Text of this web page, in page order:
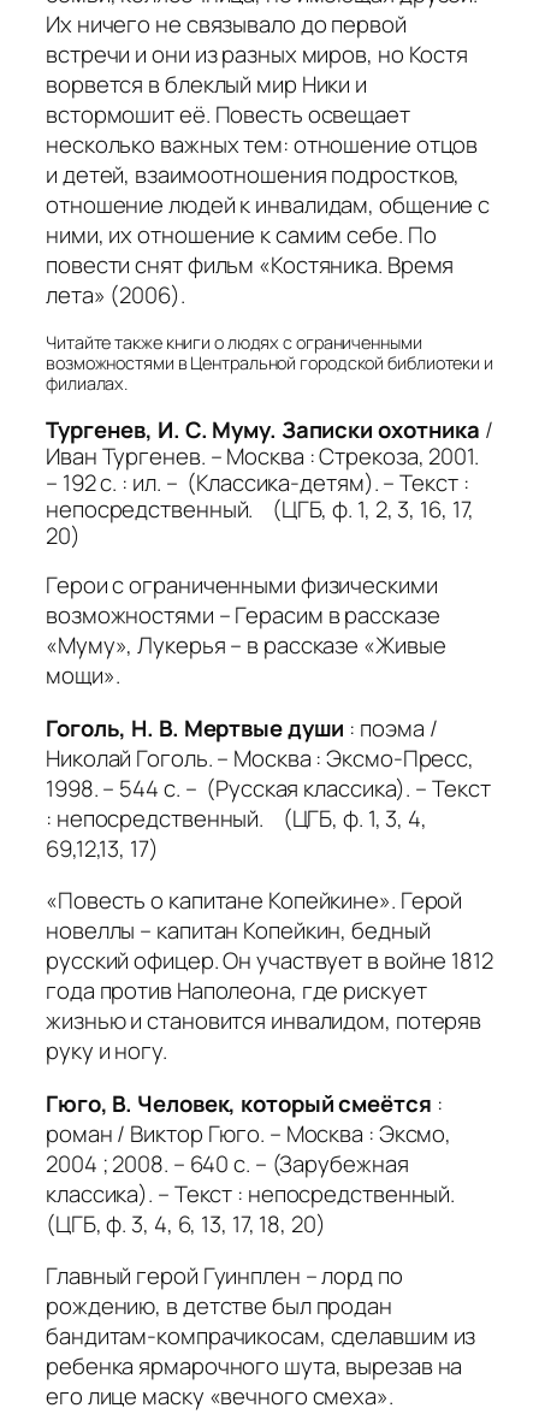
Их ничего не связывало до первой
встречи и они из разных миров, но Костя
ворвется в блеклый мир Ники и
встормошит её. Повесть освещает
несколько важных тем: отношение отцов
и детей, взаимоотношения подростков,
отношение людей к инвалидам, общение с
ними, их отношение к самим себе. По
повести снят фильм «Костяника. Время
лета» (2006).
Читайте также книги о людях с ограниченными
возможностями в Центральной городской библиотеки и
филиалах.
Тургенев, И. С. Муму. Записки охотника /
Иван Тургенев. – Москва : Стрекоза, 2001.
– 192 с. : ил. – (Классика-детям). – Текст :
непосредственный. (ЦГБ, ф. 1, 2, 3, 16, 17,
20)
Герои с ограниченными физическими
возможностями – Герасим в рассказе
«Муму», Лукерья – в рассказе «Живые
мощи».
Гоголь, Н. В. Мертвые души : поэма /
Николай Гоголь. – Москва : Эксмо-Пресс,
1998. – 544 с. – (Русская классика). – Текст
: непосредственный. (ЦГБ, ф. 1, 3, 4,
69,12,13, 17)
«Повесть о капитане Копейкине». Герой
новеллы – капитан Копейкин, бедный
русский офицер. Он участвует в войне 1812
года против Наполеона, где рискует
жизнью и становится инвалидом, потеряв
руку и ногу.
Гюго, В. Человек, который смеётся :
роман / Виктор Гюго. – Москва : Эксмо,
2004 ; 2008. – 640 с. – (Зарубежная
классика). – Текст : непосредственный.
(ЦГБ, ф. 3, 4, 6, 13, 17, 18, 20)
Главный герой Гуинплен – лорд по
рождению, в детстве был продан
бандитам-компрачикосам, сделавшим из
ребенка ярмарочного шута, вырезав на
его лице маску «вечного смеха».